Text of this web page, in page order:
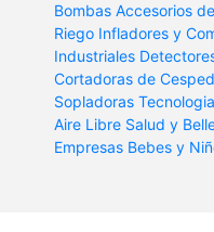
Bombas Accesorios
Riego Infladores y
Industriales
Cortadoras de Cesped
Sopladoras Tecnologia
Aire Libre Salud y
Empresas Bebes y